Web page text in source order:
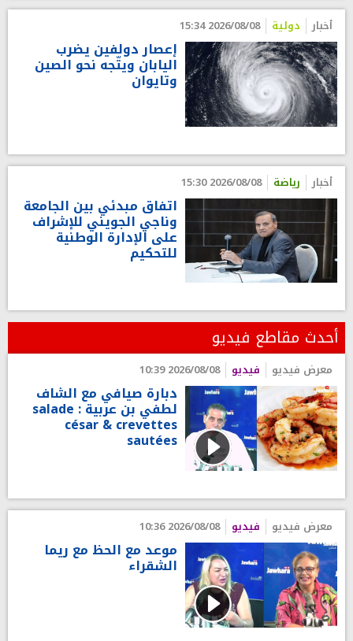
أخبار دولية 2026/08/08 15:34
إعصار دولفين يضرب
اليابان ويتّجه نحو الصين
وتايوان
أخبار رياضة 2026/08/08 15:30
اتفاق مبدئي بين الجامعة
وناجي الجويني للإشراف
على الإدارة الوطنية
للتحكيم
أحدث مقاطع فيديو
معرض فيديو فيديو 2026/08/08 10:39
دبارة صيافي مع الشاف
لطفي بن عربية : salade
césar & crevettes
sautées
معرض فيديو فيديو 2026/08/08 10:36
موعد مع الحظ مع ريما
الشقراء